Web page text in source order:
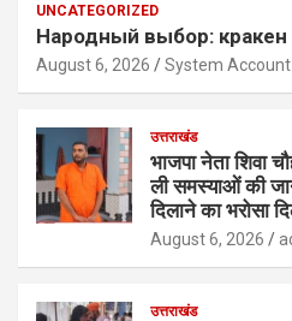
UNCATEGORIZED
Народный выбор: кракен
August 6, 2026 System Account
उत्तराखंड
भाजपा नेता शिवा
ली समस्याओं की
दिलाने का भरोसा
August 6, 2026
उत्तराखंड